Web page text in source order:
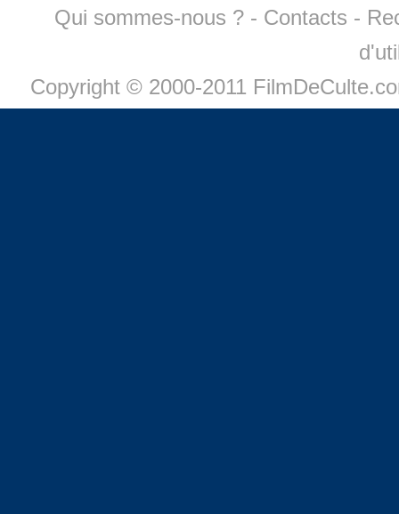
Qui sommes-nous ? - Contacts -
Copyright © 2000-2011